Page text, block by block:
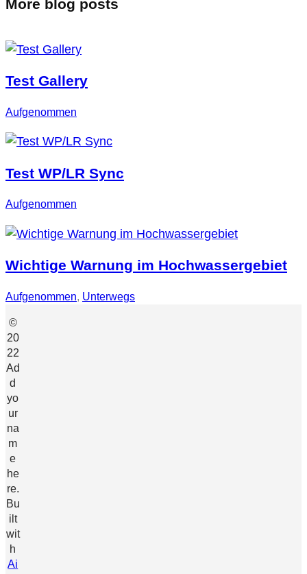
More blog posts
Test Gallery
Aufgenommen
Test WP/LR Sync
Aufgenommen
Wichtige Warnung im Hochwassergebiet
Aufgenommen, Unterwegs
©
20
22
Ad
d
yo
ur
na
m
e
he
re.
Bu
ilt
wit
h
Ai